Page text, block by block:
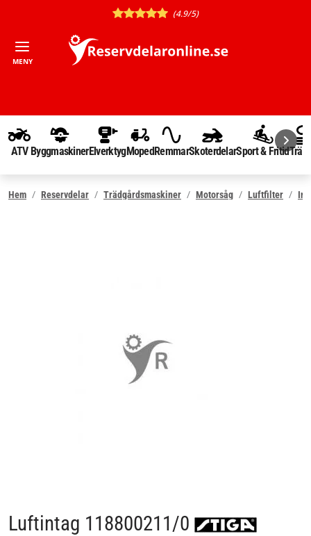
(4.9/5)
MENY
ATV ByggmaskinerElverktygMopedRemmarSkoterdelarSport & Fritid
Hem Reservdelar Trädgårdsmaskiner Motorsåg Luftfilter
Luftintag 118800211/0